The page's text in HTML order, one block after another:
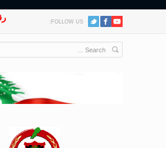
FOLLOW US: